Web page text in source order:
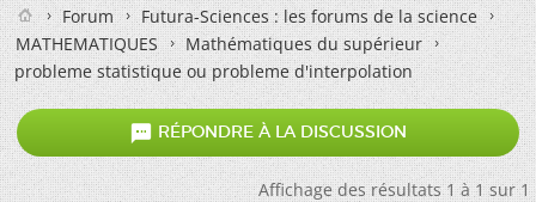
Forum
Futura-Sciences : les forums de la science
MATHEMATIQUES
Mathématiques du supérieur
probleme statistique ou probleme d'interpolation
 RÉPONDRE À LA DISCUSSION
Affichage des résultats 1 à 1 sur 1